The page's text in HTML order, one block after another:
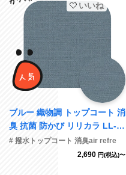
いいね
ブルー 織物調 トップコート 消
臭 抗菌 防かび リリカラ LL-6
852
# 撥水トップコート 消臭air refre
2,690 円(税込)〜